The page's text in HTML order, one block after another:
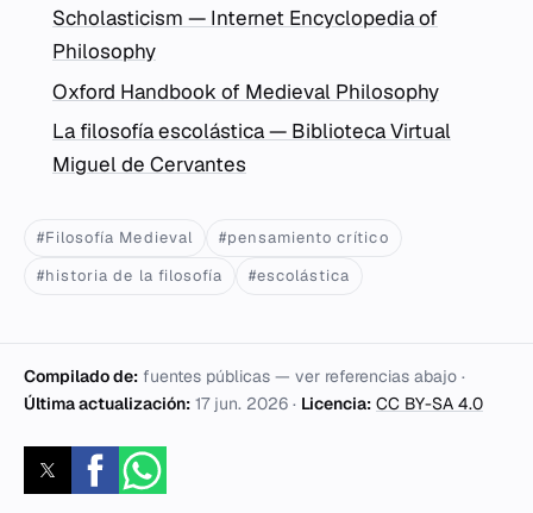
Scholasticism — Internet Encyclopedia of
Philosophy
Oxford Handbook of Medieval Philosophy
La filosofía escolástica — Biblioteca Virtual
Miguel de Cervantes
#Filosofía Medieval
#pensamiento crítico
#historia de la filosofía
#escolástica
Compilado de: fuentes públicas — ver referencias abajo ·
Última actualización: 17 jun. 2026 · Licencia: CC BY-SA 4.0